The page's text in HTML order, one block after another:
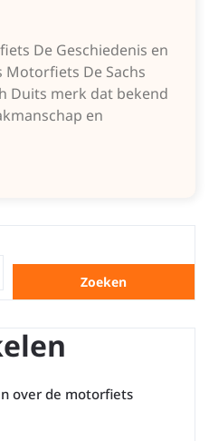
De Geschiedenis en
Motorfiets De Sachs
Duits merk dat bekend
en
Zoeken
over de motorfiets